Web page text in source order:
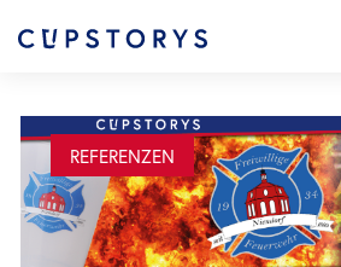
REFERENZEN